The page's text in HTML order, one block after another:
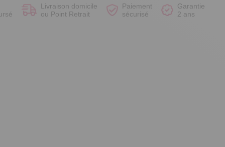
Livraison domicile
ou Point Retrait
Paiement
sécurisé
Garantie
2 ans